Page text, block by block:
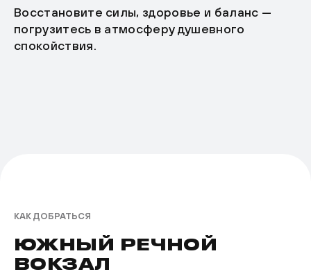
Восстановите силы, здоровье и баланс —
погрузитесь в атмосферу душевного
спокойствия.
КАК ДОБРАТЬСЯ
ЮЖНЫЙ РЕЧНОЙ
ВОКЗАЛ